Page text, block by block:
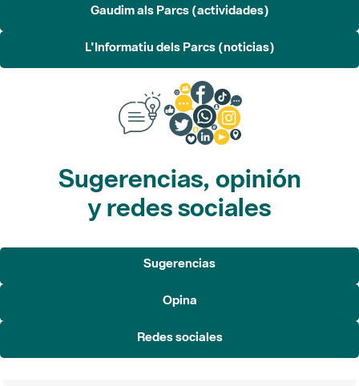
Gaudim als Parcs (actividades)
L'Informatiu dels Parcs (noticias)
Sugerencias, opinión
y redes sociales
Sugerencias
Opina
Redes sociales